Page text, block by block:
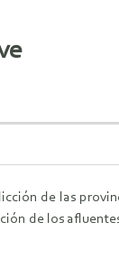
de las
de los